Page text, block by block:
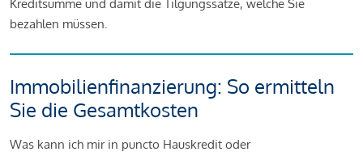
Kreditsumme und damit die Tilgungssätze, welche Sie
bezahlen müssen.
Immobilienfinanzierung: So ermitteln
Sie die Gesamtkosten
Was kann ich mir in puncto Hauskredit oder